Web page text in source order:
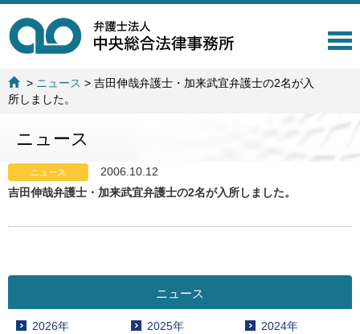
T
> ニュース >吉田伸哉弁護士・加来武宜弁護士の2名が入
所しました。
ニュース
ニュース
2006.10.12
吉田伸哉弁護士・加来武宜弁護士の2名が入所しました。
ニュース
2026年 2025年 2024年